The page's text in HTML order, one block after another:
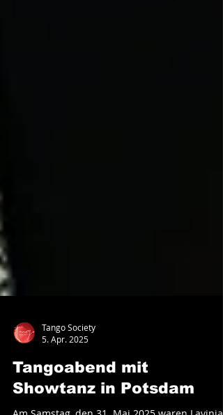
Tango Society